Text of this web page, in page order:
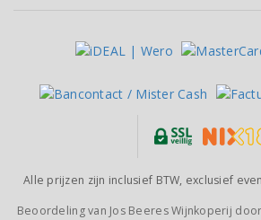
Alle prijzen zijn inclusief BTW, exclusief
Beoordeling van Jos Beeres Wijnkoperij